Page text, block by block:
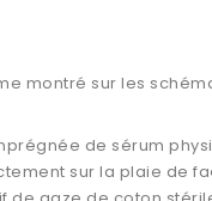
montré sur les
de sérum
sur la plaie